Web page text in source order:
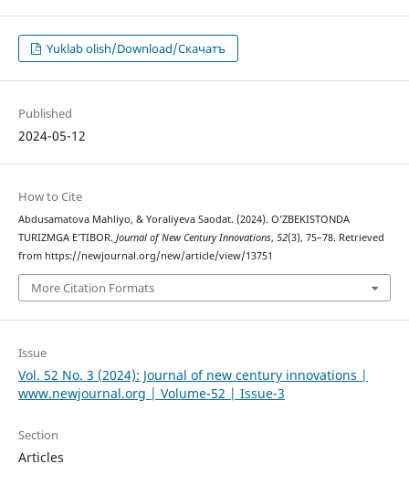
Yuklab olish/Download/Скачатъ
Published
2024-05-12
How to Cite
Abdusamatova Mahliyo, & Yoraliyeva Saodat. (2024). O’ZBEKISTONDA
TURIZMGA E’TIBOR. Journal of New Century Innovations, 52(3), 75–78. Retrieved
from https://newjournal.org/new/article/view/13751
More Citation Formats
Issue
Vol. 52 No. 3 (2024): Journal of new century innovations |
www.newjournal.org | Volume-52 | Issue-3
Section
Articles